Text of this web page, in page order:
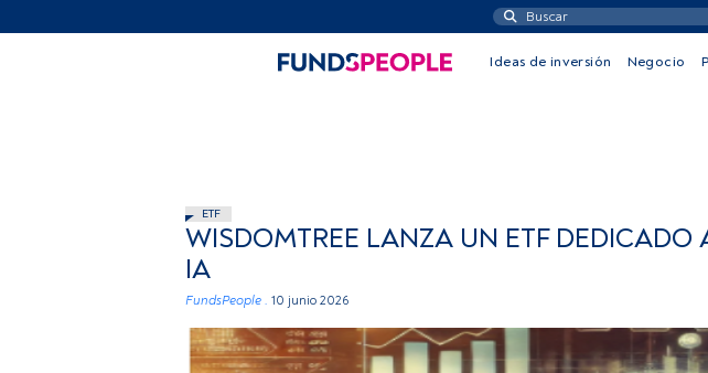
Ideas de inversión Negocio
ETF
WISDOMTREE LANZA UN ETF DEDICADO
IA
FundsPeople . 10 junio 2026